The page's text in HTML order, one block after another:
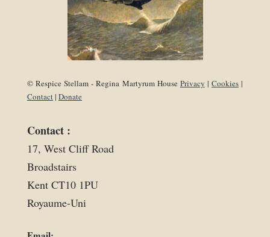
© Respice Stellam - Regina Martyrum House Privacy | Cookies|
Contact| Donate
Contact :
17, West Cliff Road
Broadstairs
Kent CT10 1PU
Royaume-Uni